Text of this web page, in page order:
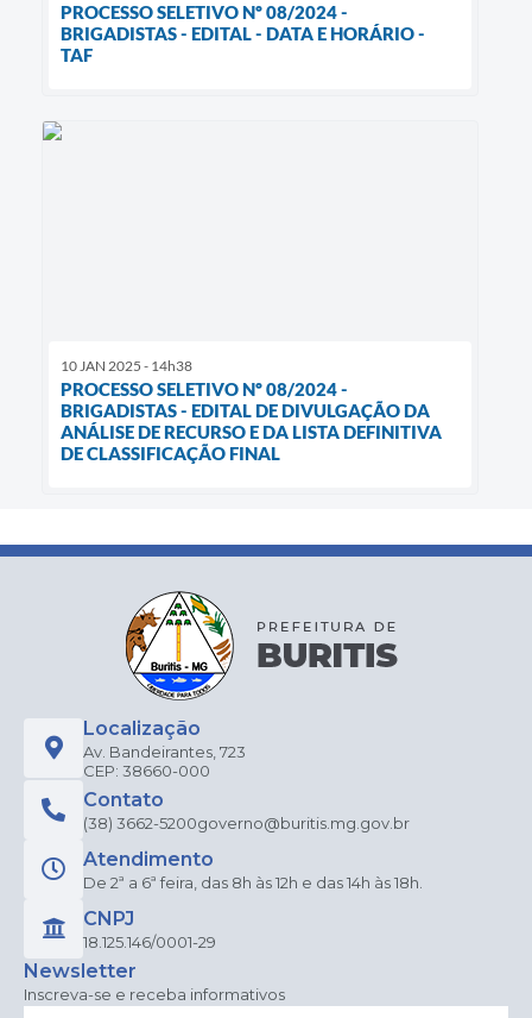
PROCESSO SELETIVO Nº 08/2024 -
BRIGADISTAS - EDITAL - DATA E HORÁRIO -
TAF
10 JAN 2025 - 14h38
PROCESSO SELETIVO Nº 08/2024 -
BRIGADISTAS - EDITAL DE DIVULGAÇÃO DA
ANÁLISE DE RECURSO E DA LISTA DEFINITIVA
DE CLASSIFICAÇÃO FINAL
Localização
Av. Bandeirantes, 723
CEP: 38660-000
Contato
(38) 3662-5200governo@buritis.mg.gov.br
Atendimento
De 2ª a 6ª feira, das 8h às 12h e das 14h às 18h.
CNPJ
18.125.146/0001-29
Newsletter
Inscreva-se e receba informativos